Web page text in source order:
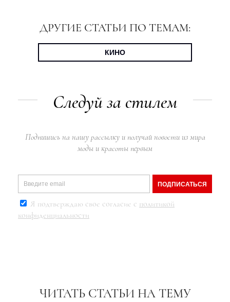
ДРУГИЕ СТАТЬИ ПО ТЕМАМ:
КИНО
Следуй за стилем
Подпишись на нашу рассылку и получай новости из мира
моды и красоты первым
ПОДПИСАТЬСЯ
Я подтверждаю свое согласие с политикой
конфиденциальности
ЧИТАТЬ СТАТЬИ НА ТЕМУ